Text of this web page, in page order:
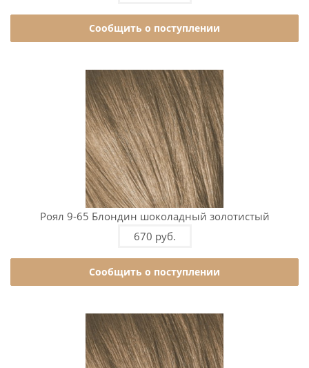
Сообщить о поступлении
Роял 9-65 Блондин шоколадный золотистый
670 руб.
Сообщить о поступлении